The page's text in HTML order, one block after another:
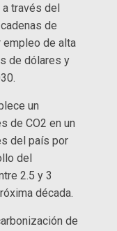
través del
de
empleo de alta
de dólares y
un
de CO2 en un
del país por
del
2.5 y 3
década.
de